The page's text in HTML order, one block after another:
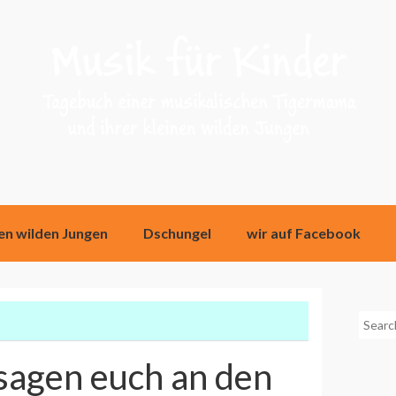
wilden Jungen Dschungel wir auf Facebook
euch an den